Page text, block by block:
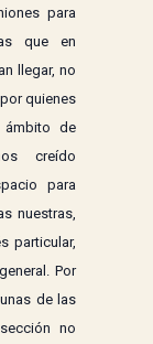
para
que en
llegar, no
quienes
de
creído
para
nuestras,
particular,
Por
de las
no